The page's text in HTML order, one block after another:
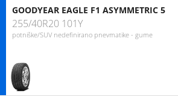
GOODYEAR EAGLE F1 ASYMMETRIC 5
255/40R20 101Y
potniške/SUV nedefinirano pnevmatike - gume